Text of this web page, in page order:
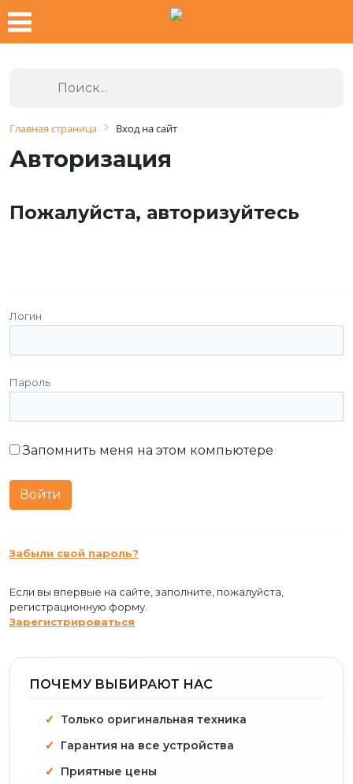
Главная страница Вход на сайт
Авторизация
Пожалуйста, авторизуйтесь
Логин
Пароль
Запомнить меня на этом компьютере
Забыли свой пароль?
Если вы впервые на сайте, заполните, пожалуйста,
регистрационную форму.
Зарегистрироваться
ПОЧЕМУ ВЫБИРАЮТ НАС
Только оригинальная техника
Гарантия на все устройства
Приятные цены